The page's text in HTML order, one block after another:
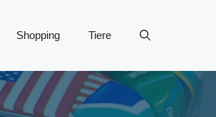
Shopping Tiere